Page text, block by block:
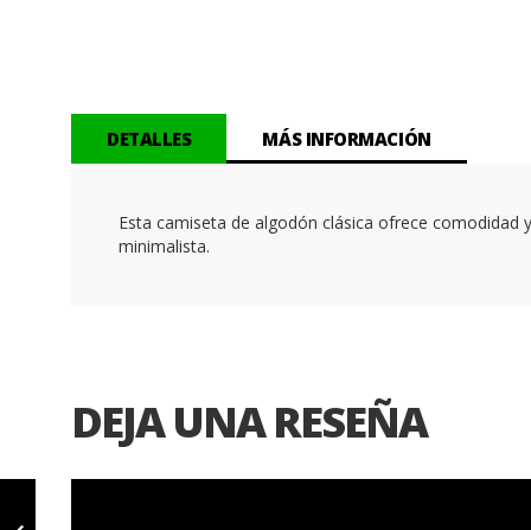
galería
de
DETALLES
Esta camiseta de algodón clásica ofrece
minimalista.
MÁS INFORMACIÓN
DEJA UNA RESEÑA